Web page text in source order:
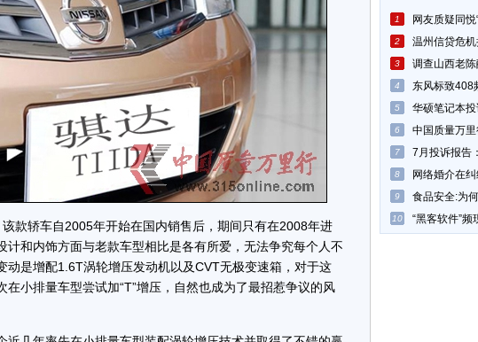
轿车自2005年开始在国内销售后，期间只有在2008年进
计和内饰方面与老款车型相比是各有所爱，无法争究每个人不
动是增配1.6T涡轮增压发动机以及CVT无极变速箱，对于这
小排量车型尝试加“T”增压，自然也成为了最招惹争议的风
1 网友质疑同
2 温州信贷危
3 调查山西老
4 东风标致408
5 华硕笔记本
6 中国质量万
7 7月投诉报告
8 网络婚介在
9 食品安全:为
10 “黑客软件”